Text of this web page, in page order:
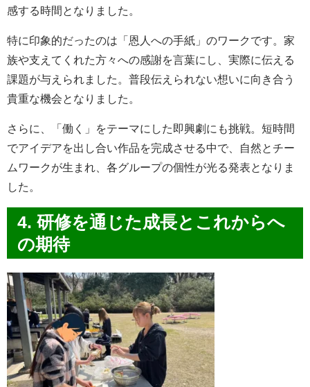
感する時間となりました。
特に印象的だったのは「恩人への手紙」のワークです。家
族や支えてくれた方々への感謝を言葉にし、実際に伝える
課題が与えられました。普段伝えられない想いに向き合う
貴重な機会となりました。
さらに、「働く」をテーマにした即興劇にも挑戦。短時間
でアイデアを出し合い作品を完成させる中で、自然とチー
ムワークが生まれ、各グループの個性が光る発表となりま
した。
4. 研修を通じた成長とこれからへ
の期待